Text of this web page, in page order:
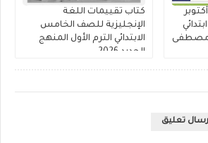
مستر مصطفى
كتاب تقييمات اللغة
الإنجليزية للصف الخامس
الابتدائي الترم الأول المنهج
الجديد 2026
تعليق